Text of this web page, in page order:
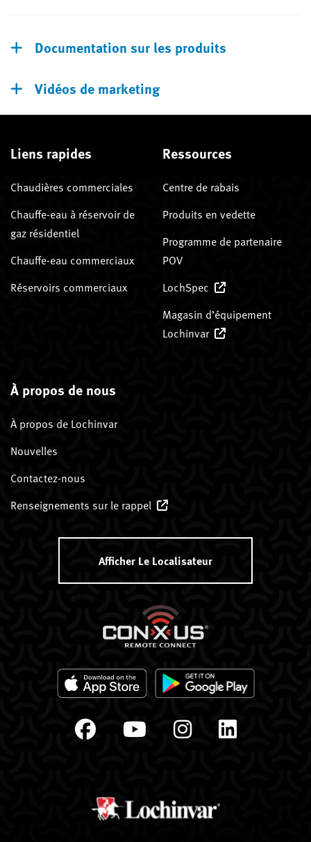
Documentation sur les produits
Vidéos de marketing
Liens rapides
Chaudières commerciales
Chauffe-eau à réservoir de
gaz résidentiel
Chauffe-eau commerciaux
Réservoirs commerciaux
Ressources
Centre de rabais
Produits en vedette
Programme de partenaire
POV
LochSpec
Magasin d’équipement
Lochinvar
À propos de nous
À propos de Lochinvar
Nouvelles
Contactez-nous
Renseignements sur le rappel
Afficher Le Localisateur